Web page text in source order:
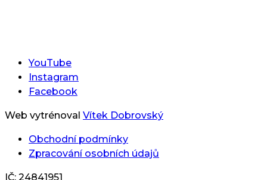
YouTube
Instagram
Facebook
Web vytrénoval Vítek Dobrovský
Obchodní podmínky
Zpracování osobních údajů
IČ: 24841951